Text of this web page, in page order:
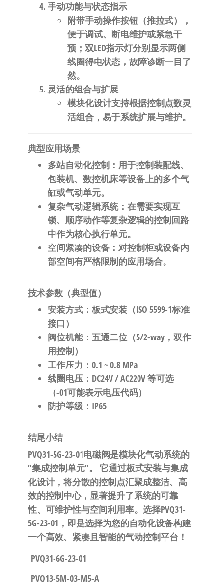
​手动功能与状态指示​
附带手动操作按钮（推拉式），
便于调试、断电维护或紧急干
预；双LED指示灯分别显示两侧
线圈得电状态，故障诊断一目了
然。
​灵活的组合与扩展​
模块化设计支持根据控制点数灵
活组合，易于系统扩展与维护。
​典型应用场景​
​多站自动化控制​​：用于控制装配线、
包装机、数控机床等设备上的多个气
缸或气动单元。
​复杂气动逻辑系统​​：在需要实现互
锁、顺序动作等复杂逻辑的控制回路
中作为核心执行单元。
​空间紧凑的设备​​：对控制柜或设备内
部空间有严格限制的应用场合。
​技术参数（典型值）​
​安装方式​​：板式安装（ISO 5599-1标准
接口）
​阀位机能​​：五通二位（5/2-way，双作
用控制）
​工作压力​ ​：0.1 ~ 0.8 MPa
​线圈电压​​：DC24V / AC220V 等可选
（-01可能表示电压代码）
​防护等级​​：IP65
​结尾小结​
​PVQ31-5G-23-01电磁阀是模块化气动系统的
“集成控制单元”。​
​ 它通过板式安装与集成
化设计，将分散的控制点汇聚成整洁、高
效的控制中心，显著提升了系统的可靠
性、可维护性与空间利用率。​ ​选择PVQ31-
5G-23-01，即是选择为您的自动化设备构建
一个高效、紧凑且智能的气动控制平台！​
PVQ31-6G-23-01
PVQ13-5M-03-M5-A